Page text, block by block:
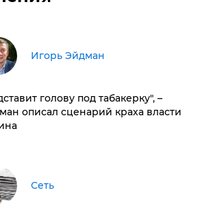
Игорь Эйдман
голову под табакерку", –
описал сценарий краха власти
Сеть